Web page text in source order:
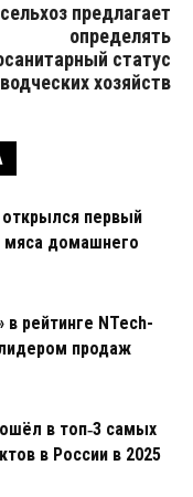
предлагает
определять
статус
хозяйств
первый
мяса домашнего
в рейтинге NTech-
продаж
в топ‑3 самых
в России в 2025